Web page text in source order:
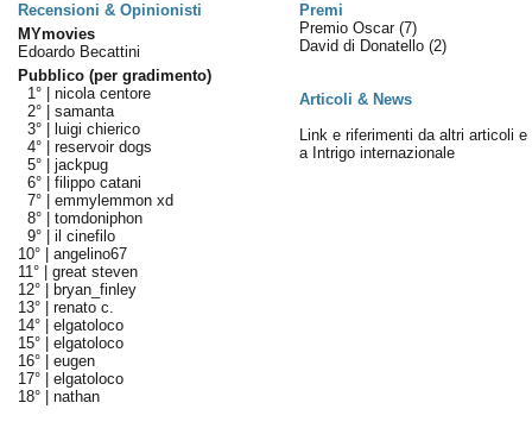
Recensioni & Opinionisti
Premi
MYmovies
Edoardo Becattini
Pubblico (per gradimento)
1° | nicola centore
2° | samanta
3° |
luigi chierico
4° | reservoir dogs
5° | jackpug
6° | filippo catani
7° | emmylemmon xd
8° | tomdoniphon
9° | il cinefilo
10° | angelino67
11° | great steven
12° |
bryan_finley
13° | renato c.
14° | elgatoloco
15° | elgatoloco
16° | eugen
17° | elgatoloco
18° | nathan
Premio Oscar (7)
David di Donatello (2)
Articoli & News
Link e riferimenti da altri articoli e
a Intrigo internazionale